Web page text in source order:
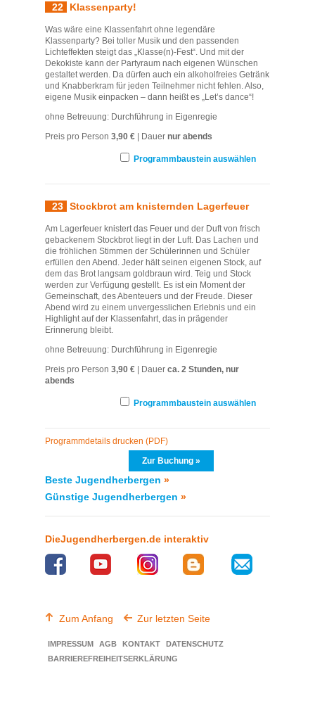
22 Klassenparty!
Was wäre eine Klassenfahrt ohne legendäre
Klassenparty? Bei toller Musik und den passenden
Lichteffekten steigt das „Klasse(n)-Fest“. Und mit der
Dekokiste kann der Partyraum nach eigenen Wünschen
gestaltet werden. Da dürfen auch ein alkoholfreies Getränk
und Knabberkram für jeden Teilnehmer nicht fehlen. Also,
eigene Musik einpacken – dann heißt es „Let’s dance“!
ohne Betreuung: Durchführung in Eigenregie
Preis pro Person 3,90 € | Dauer nur abends
Programmbaustein auswählen
23 Stockbrot am knisternden Lagerfeuer
Am Lagerfeuer knistert das Feuer und der Duft von frisch
gebackenem Stockbrot liegt in der Luft. Das Lachen und
die fröhlichen Stimmen der Schülerinnen und Schüler
erfüllen den Abend. Jeder hält seinen eigenen Stock, auf
dem das Brot langsam goldbraun wird. Teig und Stock
werden zur Verfügung gestellt. Es ist ein Moment der
Gemeinschaft, des Abenteuers und der Freude. Dieser
Abend wird zu einem unvergesslichen Erlebnis und ein
Highlight auf der Klassenfahrt, das in prägender
Erinnerung bleibt.
ohne Betreuung: Durchführung in Eigenregie
Preis pro Person 3,90 € | Dauer ca. 2 Stunden, nur
abends
Programmbaustein auswählen
Programmdetails drucken (PDF)
Zur Buchung »
Beste Jugendherbergen »
Günstige Jugendherbergen »
DieJugendherbergen.de interaktiv
Zum Anfang Zur letzten Seite
IMPRESSUM AGB KONTAKT
DATENSCHUTZ
BARRIEREFREIHEITSERKLÄRUNG